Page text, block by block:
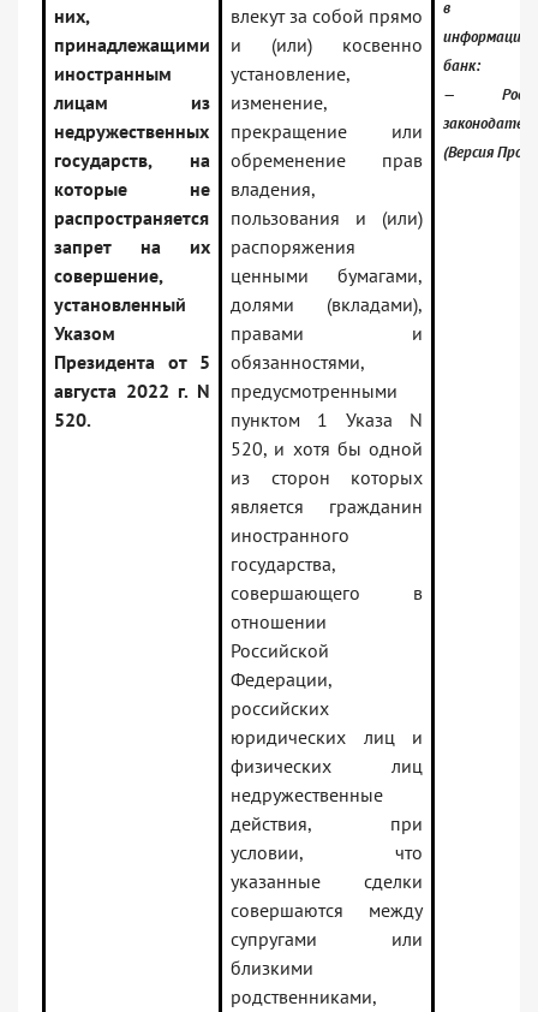
них,
принадлежащими
иностранным
лицам из
недружественных
государств, на
которые не
распространяется
запрет на их
совершение,
установленный
Указом
Президента от 5
августа 2022 г. N
520.
влекут за собой прямо
и (или) косвенно
установление,
изменение,
прекращение или
обременение прав
владения,
пользования и (или)
распоряжения
ценными бумагами,
долями (вкладами),
правами и
обязанностями,
предусмотренными
пунктом 1 Указа N
520, и хотя бы одной
из сторон которых
является гражданин
иностранного
государства,
совершающего в
отношении
Российской
Федерации,
российских
юридических лиц и
физических лиц
недружественные
действия, при
условии, что
указанные сделки
совершаются между
супругами или
близкими
родственниками,
в
банк:
—
(Версия Проф)